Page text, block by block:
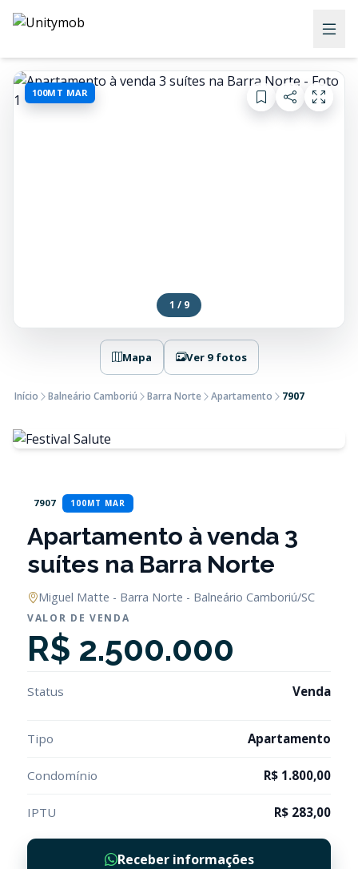
100MT MAR
1 / 9
Mapa Ver 9 fotos
Início Balneário Camboriú Barra Norte Apartamento 7907
7907 100MT MAR
Apartamento à venda 3
suítes na Barra Norte
Miguel Matte - Barra Norte - Balneário Camboriú/SC
VALOR DE VENDA
R$ 2.500.000
Status Venda
Tipo Apartamento
Condomínio R$ 1.800,00
IPTU R$ 283,00
Receber informações